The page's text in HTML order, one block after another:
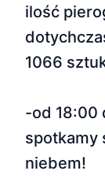
ilość
1066
-od 18:00
spotkamy
niebem!